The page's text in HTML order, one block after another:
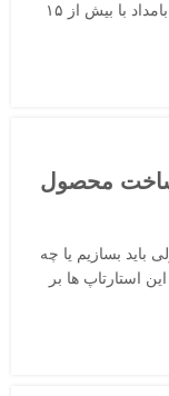
داشته باشید! موسسه حسابداری تدبیر ارقام بامداد با بیش از ۱۵
ساخت محصول
باید بسازیم یا چه
استارتاپ ها بر